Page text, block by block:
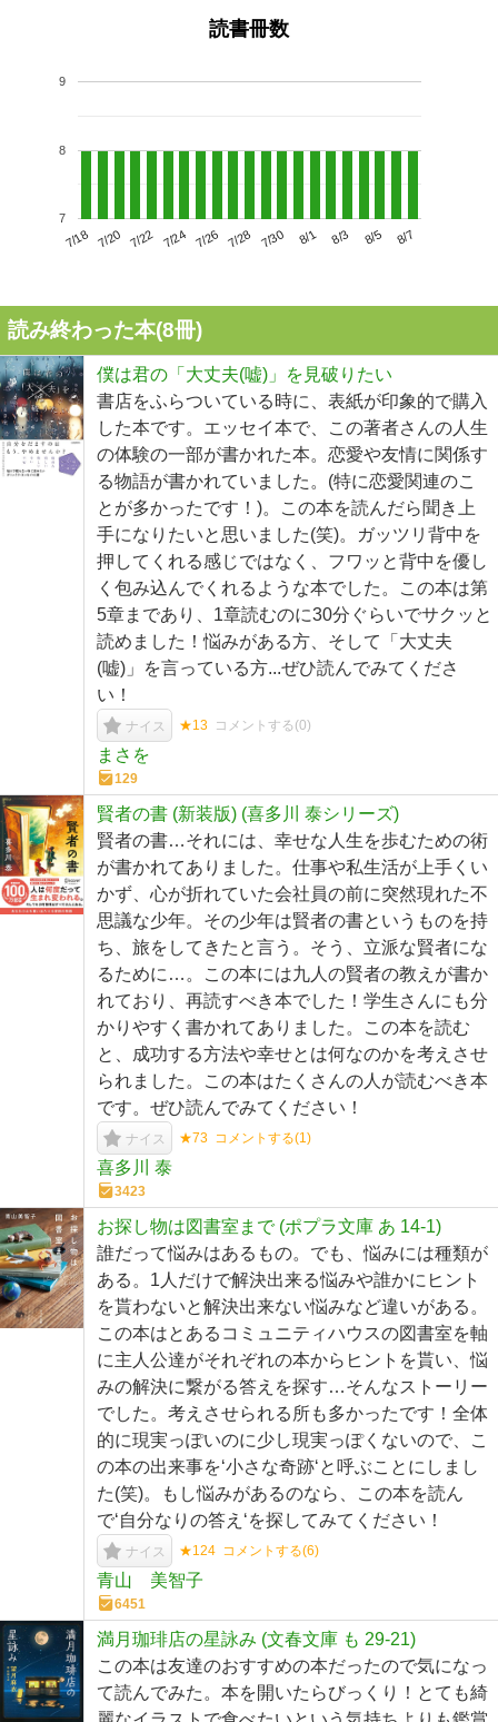
読書冊数
7/18 7/20 7/22 7/24 7/26 7/28 7/30 8/1 8/3 8/5 8/7
7
8
9
読み終わった本(8冊)
僕は君の「大丈夫(嘘)」を見破りたい
書店をふらついている時に、表紙が印象的で購入
した本です。エッセイ本で、この著者さんの人生
の体験の一部が書かれた本。恋愛や友情に関係す
る物語が書かれていました。(特に恋愛関連のこ
とが多かったです！)。この本を読んだら聞き上
手になりたいと思いました(笑)。ガッツリ背中を
押してくれる感じではなく、フワッと背中を優し
く包み込んでくれるような本でした。この本は第
5章まであり、1章読むのに30分ぐらいでサクッと
読めました！悩みがある方、そして「大丈夫
(嘘)」を言っている方...ぜひ読んでみてくださ
い！
ナイス ★13 コメントする(0)
まさを
129
賢者の書 (新装版) (喜多川 泰シリーズ)
賢者の書…それには、幸せな人生を歩むための術
が書かれてありました。仕事や私生活が上手くい
かず、心が折れていた会社員の前に突然現れた不
思議な少年。その少年は賢者の書というものを持
ち、旅をしてきたと言う。そう、立派な賢者にな
るために…。この本には九人の賢者の教えが書か
れており、再読すべき本でした！学生さんにも分
かりやすく書かれてありました。この本を読む
と、成功する方法や幸せとは何なのかを考えさせ
られました。この本はたくさんの人が読むべき本
です。ぜひ読んでみてください！
ナイス ★73 コメントする(1)
喜多川 泰
3423
お探し物は図書室まで (ポプラ文庫 あ 14-1)
誰だって悩みはあるもの。でも、悩みには種類が
ある。1人だけで解決出来る悩みや誰かにヒント
を貰わないと解決出来ない悩みなど違いがある。
この本はとあるコミュニティハウスの図書室を軸
に主人公達がそれぞれの本からヒントを貰い、悩
みの解決に繋がる答えを探す…そんなストーリー
でした。考えさせられる所も多かったです！全体
的に現実っぽいのに少し現実っぽくないので、こ
の本の出来事を‘小さな奇跡‘と呼ぶことにしまし
た(笑)。もし悩みがあるのなら、この本を読ん
で‘自分なりの答え‘を探してみてください！
ナイス ★124 コメントする(6)
青山 美智子
6451
満月珈琲店の星詠み (文春文庫 も 29-21)
この本は友達のおすすめの本だったので気になっ
て読んでみた。本を開いたらびっくり！とても綺